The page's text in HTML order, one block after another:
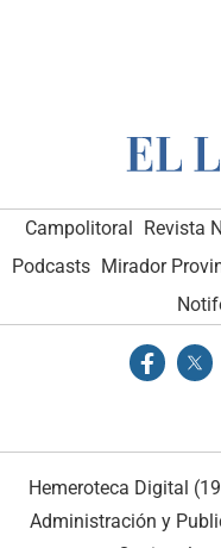
Campolitoral Revista
Podcasts Mirador
Hemeroteca Digital
Administración y